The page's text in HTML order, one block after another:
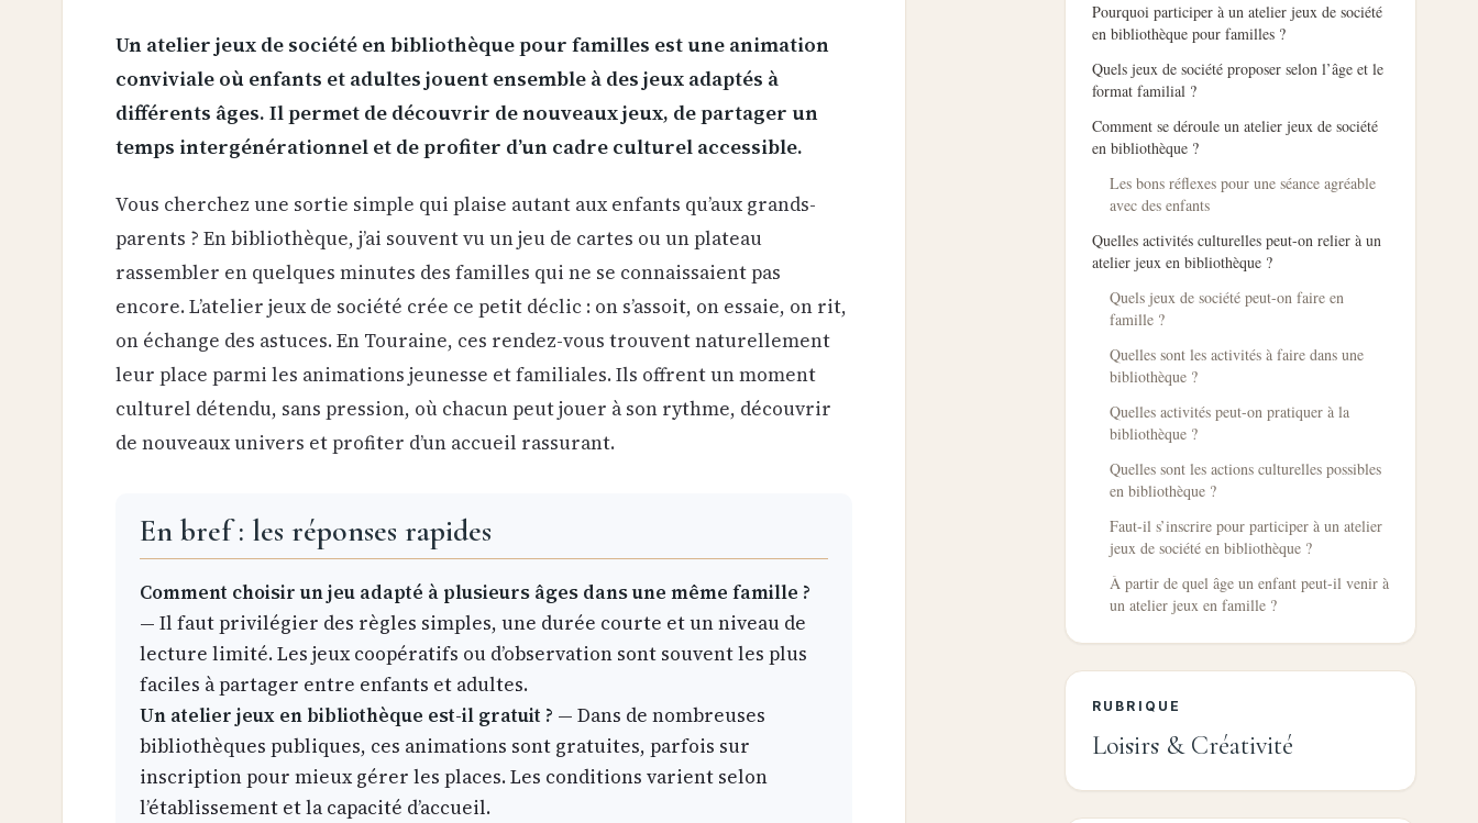
Un atelier jeux de société en bibliothèque pour familles est une animation
conviviale où enfants et adultes jouent ensemble à des jeux adaptés à
différents âges. Il permet de découvrir de nouveaux jeux, de partager un
temps intergénérationnel et de profiter d’un cadre culturel accessible.
Vous cherchez une sortie simple qui plaise autant aux enfants qu’aux grands-
parents ? En bibliothèque, j’ai souvent vu un jeu de cartes ou un plateau
rassembler en quelques minutes des familles qui ne se connaissaient pas
encore. L’atelier jeux de société crée ce petit déclic : on s’assoit, on essaie, on rit,
on échange des astuces. En Touraine, ces rendez-vous trouvent naturellement
leur place parmi les animations jeunesse et familiales. Ils offrent un moment
culturel détendu, sans pression, où chacun peut jouer à son rythme, découvrir
de nouveaux univers et profiter d’un accueil rassurant.
En bref : les réponses rapides
Comment choisir un jeu adapté à plusieurs âges dans une même famille ?
— Il faut privilégier des règles simples, une durée courte et un niveau de
lecture limité. Les jeux coopératifs ou d’observation sont souvent les plus
faciles à partager entre enfants et adultes.
Un atelier jeux en bibliothèque est-il gratuit ? — Dans de nombreuses
bibliothèques publiques, ces animations sont gratuites, parfois sur
inscription pour mieux gérer les places. Les conditions varient selon
l’établissement et la capacité d’accueil.
Pourquoi participer à un atelier jeux de société
en bibliothèque pour familles ?
Quels jeux de société proposer selon l’âge et le
format familial ?
Comment se déroule un atelier jeux de société
en bibliothèque ?
Les bons réflexes pour une séance agréable
avec des enfants
Quelles activités culturelles peut-on relier à un
atelier jeux en bibliothèque ?
Quels jeux de société peut-on faire en
famille ?
Quelles sont les activités à faire dans une
bibliothèque ?
Quelles activités peut-on pratiquer à la
bibliothèque ?
Quelles sont les actions culturelles possibles
en bibliothèque ?
Faut-il s’inscrire pour participer à un atelier
jeux de société en bibliothèque ?
À partir de quel âge un enfant peut-il venir à
un atelier jeux en famille ?
RUBRIQUE
Loisirs & Créativité